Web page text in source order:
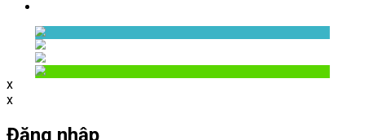
x
x
Đăng nhập